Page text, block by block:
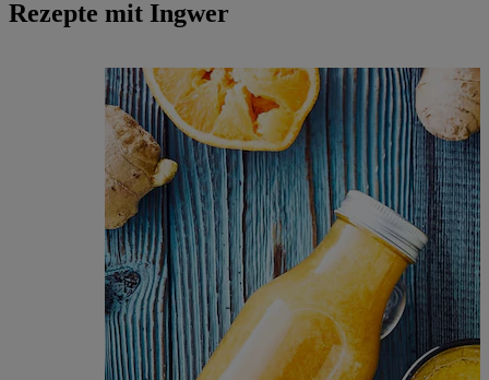
Rezepte mit Ingwer